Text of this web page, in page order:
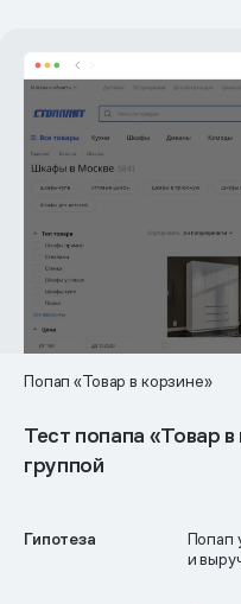
Попап «Товар в корзине»
Тест попапа «Товар
группой
Гипотеза
Попап
и